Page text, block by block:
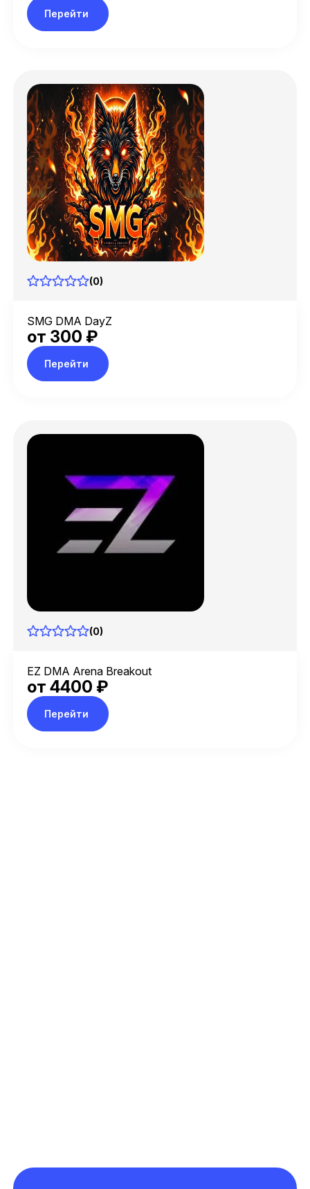
Перейти
(0)
SMG DMA DayZ
от 300 ₽
Перейти
(0)
EZ DMA Arena Breakout
от 4400 ₽
Перейти
Загляните вкаталог